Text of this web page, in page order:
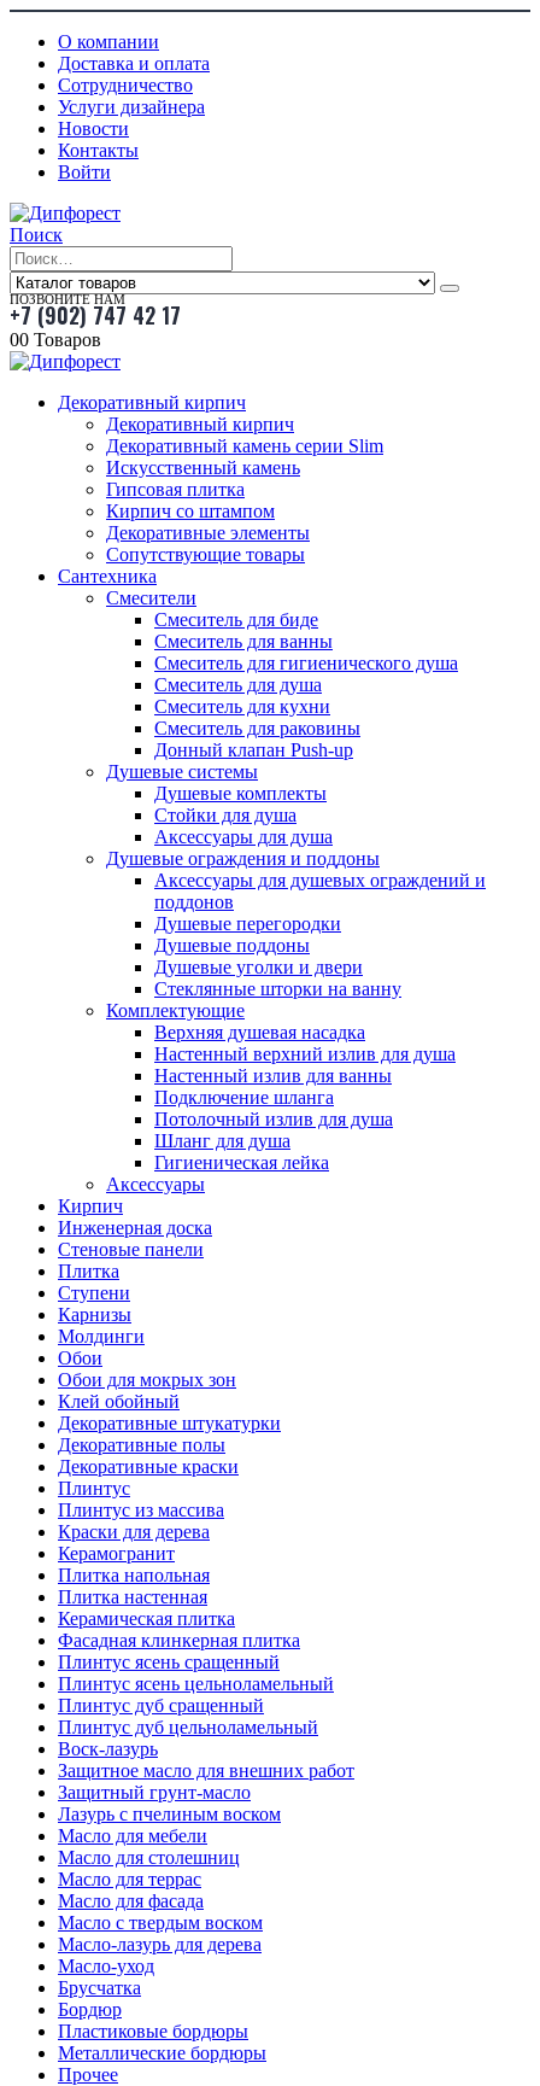
О компании
Доставка и оплата
Сотрудничество
Услуги дизайнера
Новости
Контакты
Войти
Поиск
ПОЗВОНИТЕ НАМ
+7 (902) 747 42 17
00 Товаров
Декоративный кирпич
Декоративный кирпич
Декоративный камень серии Slim
Искусственный камень
Гипсовая плитка
Кирпич со штампом
Декоративные элементы
Сопутствующие товары
Сантехника
Смесители
Смеситель для биде
Смеситель для ванны
Смеситель для гигиенического душа
Смеситель для душа
Смеситель для кухни
Смеситель для раковины
Донный клапан Push-up
Душевые системы
Душевые комплекты
Стойки для душа
Аксессуары для душа
Душевые ограждения и поддоны
Аксессуары для душевых ограждений и
поддонов
Душевые перегородки
Душевые поддоны
Душевые уголки и двери
Стеклянные шторки на ванну
Комплектующие
Верхняя душевая насадка
Настенный верхний излив для душа
Настенный излив для ванны
Подключение шланга
Потолочный излив для душа
Шланг для душа
Гигиеническая лейка
Аксессуары
Кирпич
Инженерная доска
Стеновые панели
Плитка
Ступени
Карнизы
Молдинги
Обои
Обои для мокрых зон
Клей обойный
Декоративные штукатурки
Декоративные полы
Декоративные краски
Плинтус
Плинтус из массива
Краски для дерева
Керамогранит
Плитка напольная
Плитка настенная
Керамическая плитка
Фасадная клинкерная плитка
Плинтус ясень сращенный
Плинтус ясень цельноламельный
Плинтус дуб сращенный
Плинтус дуб цельноламельный
Воск-лазурь
Защитное масло для внешних работ
Защитный грунт-масло
Лазурь с пчелиным воском
Масло для мебели
Масло для столешниц
Масло для террас
Масло для фасада
Масло с твердым воском
Масло-лазурь для дерева
Масло-уход
Брусчатка
Бордюр
Пластиковые бордюры
Металлические бордюры
Прочее